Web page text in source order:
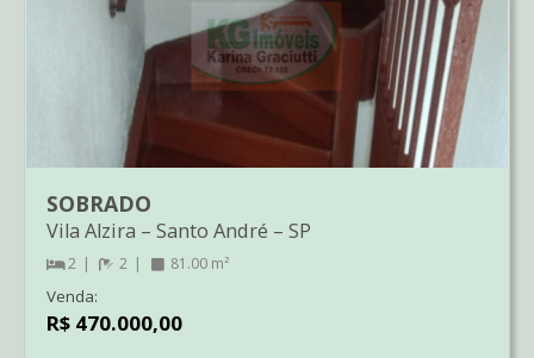
SOBRADO
Vila Alzira – Santo André – SP
2 2 81.00 m²
Venda:
R$ 470.000,00